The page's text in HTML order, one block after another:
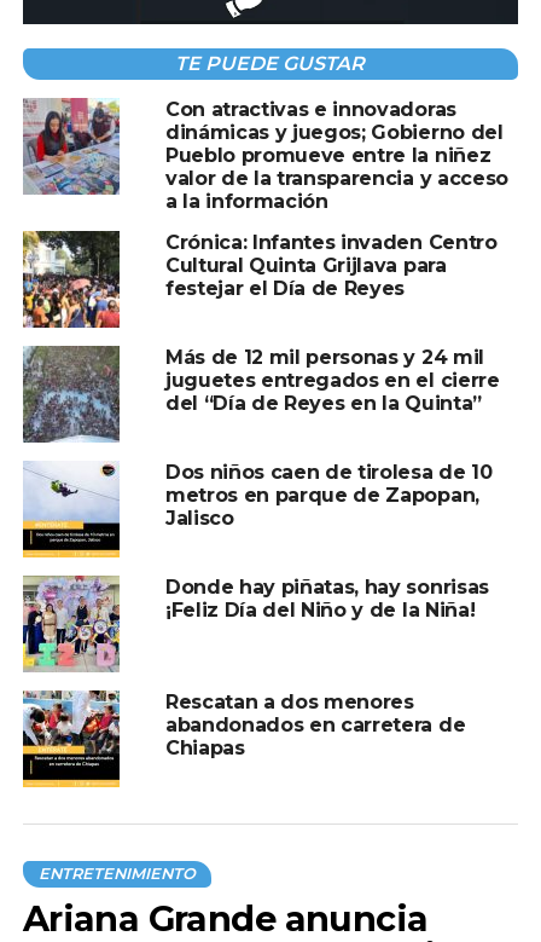
El Juego del Calamar” ahora al estilo
estadounidense
NO TE PIERDAS
Ángela Aguilar lanza mensaje polémico
TE PUEDE GUSTAR
Con atractivas e innovadoras
dinámicas y juegos; Gobierno del
Pueblo promueve entre la niñez
valor de la transparencia y acceso
a la información
Crónica: Infantes invaden Centro
Cultural Quinta Grijlava para
festejar el Día de Reyes
Más de 12 mil personas y 24 mil
juguetes entregados en el cierre
del “Día de Reyes en la Quinta”
Dos niños caen de tirolesa de 10
metros en parque de Zapopan,
Jalisco
Donde hay piñatas, hay sonrisas
¡Feliz Día del Niño y de la Niña!
Rescatan a dos menores
abandonados en carretera de
Chiapas
ENTRETENIMIENTO
Ariana Grande anuncia